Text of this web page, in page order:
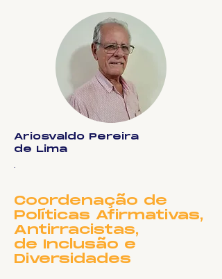
Ariosvaldo Pereira
de Lima
.
Coordenação de
Políticas Afirmativas,
Antirracistas,
de Inclusão e
Diversidades